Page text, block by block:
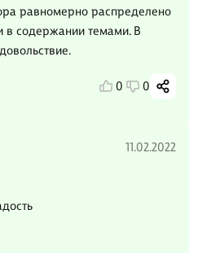
равномерно распределено
содержании темами. В
0 0
11.02.2022